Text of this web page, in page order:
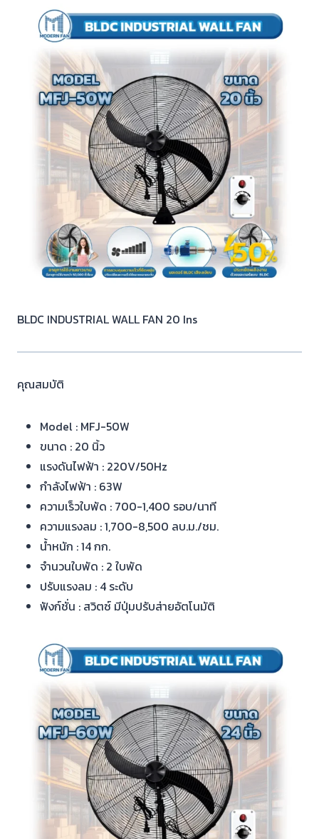
BLDC INDUSTRIAL WALL FAN 20 Ins
คุณสมบัติ
Model : MFJ-50W
ขนาด : 20 นิ้ว
แรงดันไฟฟ้า : 220V/50Hz
กำลังไฟฟ้า : 63W
ความเร็วใบพัด : 700-1,400 รอบ/นาที
ความแรงลม : 1,700-8,500 ลบ.ม./ชม.
น้ำหนัก : 14 กก.
จำนวนใบพัด : 2 ใบพัด
ปรับแรงลม : 4 ระดับ
ฟังก์ชั่น : สวิตซ์ มีปุ่มปรับส่ายอัตโนมัติ